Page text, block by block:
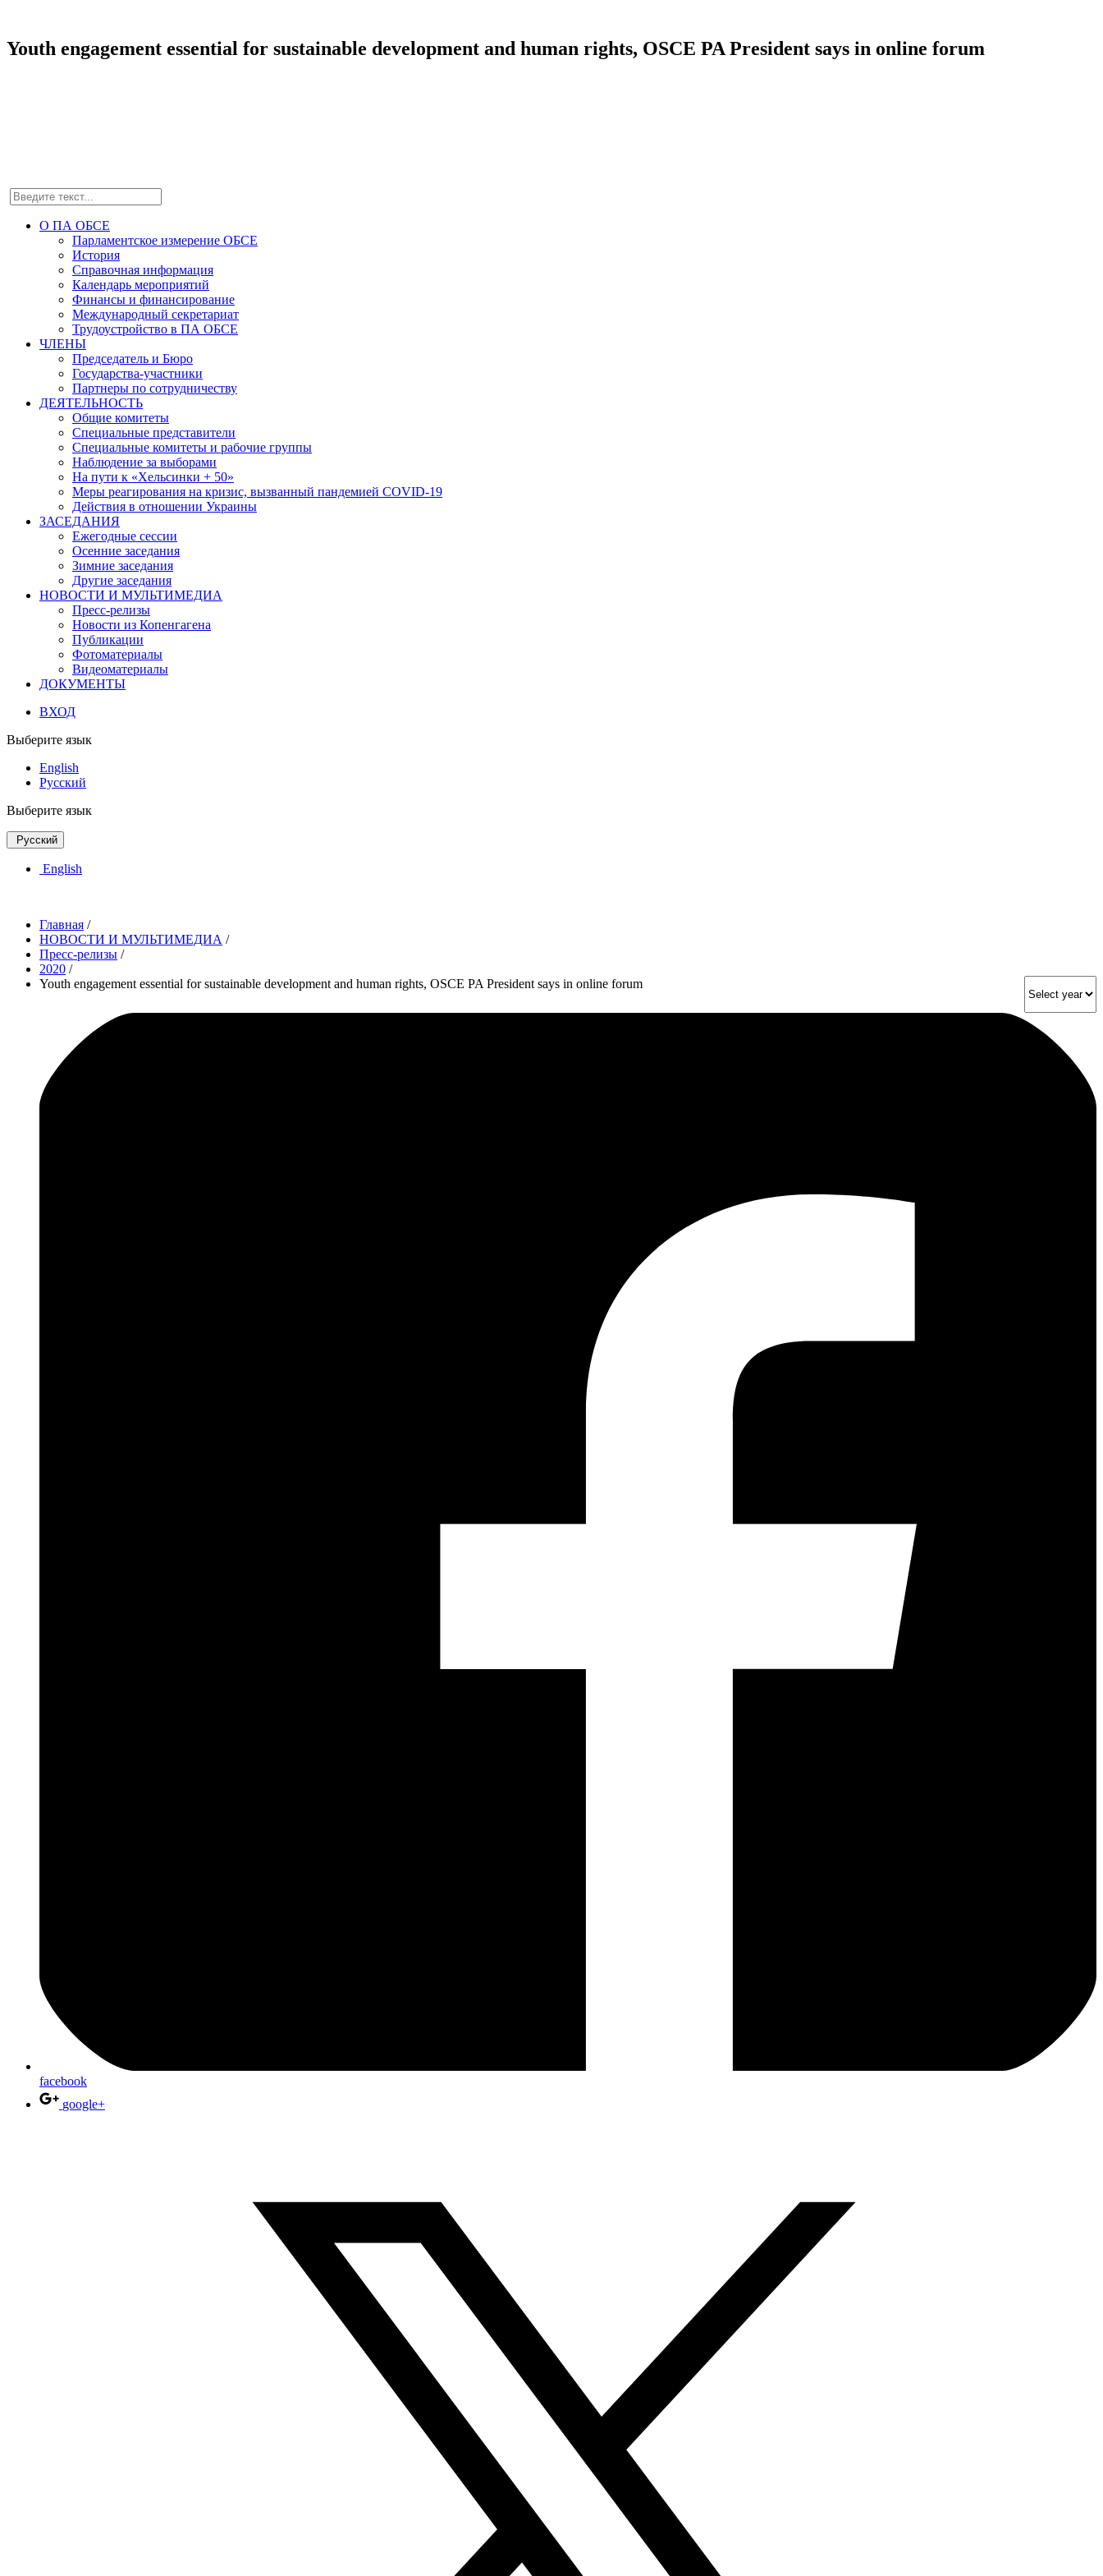
Youth engagement essential for sustainable development and human rights, OSCE PA President says in online forum
О ПА ОБСЕ
Парламентское измерение ОБСЕ
История
Справочная информация
Календарь мероприятий
Финансы и финансирование
Международный секретариат
Трудоустройство в ПА ОБСЕ
ЧЛЕНЫ
Председатель и Бюро
Государства-участники
Партнеры по сотрудничеству
ДЕЯТЕЛЬНОСТЬ
Общие комитеты
Специальные представители
Специальные комитеты и рабочие группы
Наблюдение за выборами
На пути к «Хельсинки + 50»
Меры реагирования на кризис, вызванный пандемией COVID-19
Действия в отношении Украины
ЗАСЕДАНИЯ
Ежегодные сессии
Осенние заседания
Зимние заседания
Другие заседания
НОВОСТИ И МУЛЬТИМЕДИА
Пресс-релизы
Новости из Копенгагена
Публикации
Фотоматериалы
Видеоматериалы
ДОКУМЕНТЫ
ВХОД
Выберите язык
English
Русский
Выберите язык
Русский
English
Главная /
НОВОСТИ И МУЛЬТИМЕДИА /
Пресс-релизы /
2020 /
Youth engagement essential for sustainable development and human rights, OSCE PA President says in online forum
facebook
google+